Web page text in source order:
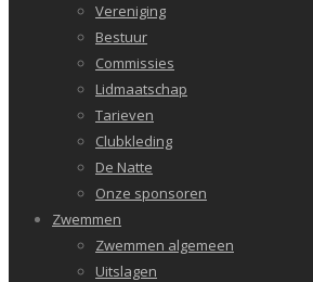
Vereniging
Bestuur
Commissies
Lidmaatschap
Tarieven
Clubkleding
De Natte
Onze sponsoren
Zwemmen
Zwemmen algemeen
Uitslagen